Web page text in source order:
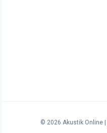
© 2026 Akustik Online |